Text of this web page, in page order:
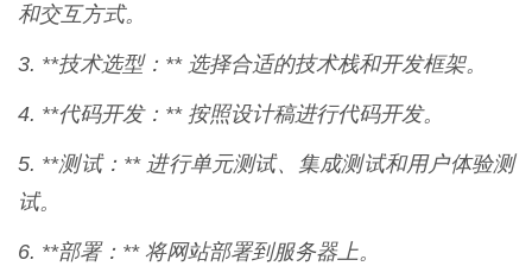
和交互方式。
3. **技术选型：** 选择合适的技术栈和开发框架。
4. **代码开发：** 按照设计稿进行代码开发。
5. **测试：** 进行单元测试、集成测试和用户体验测
试。
6. **部署：** 将网站部署到服务器上。